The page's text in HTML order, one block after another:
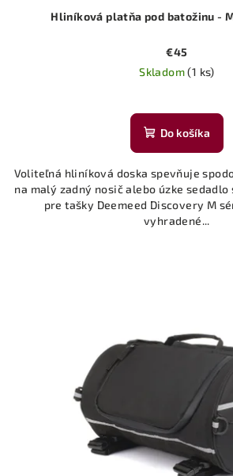
Hliníková platňa pod batožinu -
€45
Skladom(1 ks)
Do košíka
Voliteľná hliníková doska spevňuje
na malý zadný nosič alebo úzke sedadlo
pre tašky Deemeed Discovery M
vyhradené...